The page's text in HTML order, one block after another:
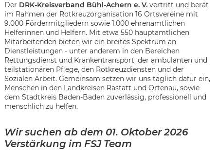
Der DRK-Kreisverband Bühl-Achern e. V.vertritt und berät
im Rahmen der Rotkreuzorganisation 16 Ortsvereine mit
9.000 Fördermitgliedern sowie 1.000 ehrenamtlichen
Helferinnen und Helfern. Mit etwa 550 hauptamtlichen
Mitarbeitenden bieten wir ein breites Spektrum an
Dienstleistungen - unter anderem in den Bereichen
Rettungsdienst und Krankentransport, der ambulanten und
teilstationären Pflege, den Rotkreuzdiensten und der
Sozialen Arbeit. Gemeinsam setzen wir uns täglich dafür ein,
Menschen in den Landkreisen Rastatt und Ortenau, sowie
dem Stadtkreis Baden-Baden zuverlässig, professionell und
menschlich zu helfen.
Wir suchen ab dem 01. Oktober 2026
Verstärkung im FSJ Team